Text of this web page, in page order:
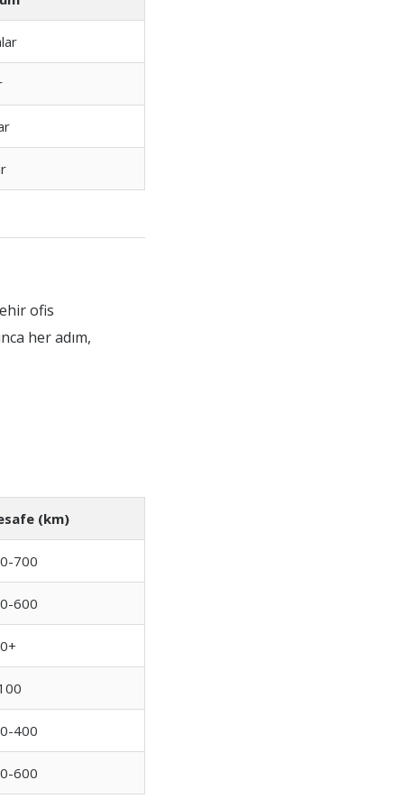
ofis
her adım,
(km)
700
600
400
600